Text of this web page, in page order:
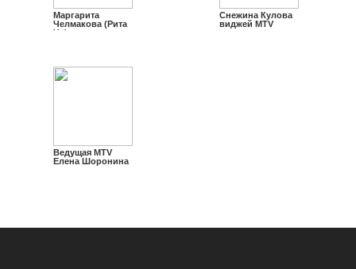
Маргарита
Челмакова (Рита
Че)
Снежина Кулова
виджей MTV
Ведущая MTV
Елена Шоронина